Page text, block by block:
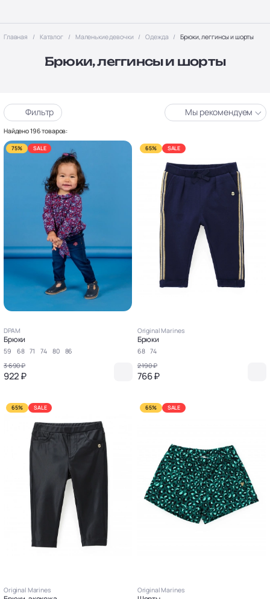
Главная Каталог Маленькие девочки Одежда Брюки, леггинсы и шорты
Брюки, леггинсы и шорты
Фильтр Мы рекомендуем
Найдено 196 товаров:
75% SALE
DPAM
Брюки
59 68 71 74 80
86
3 690 ₽
922 ₽
65% SALE
Original Marines
Брюки
68
74
2 190 ₽
766 ₽
65% SALE
Original Marines
65% SALE
Original Marines